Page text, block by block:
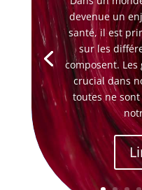
devenue un
santé, il est
sur les
composent.
crucial dans
toutes ne